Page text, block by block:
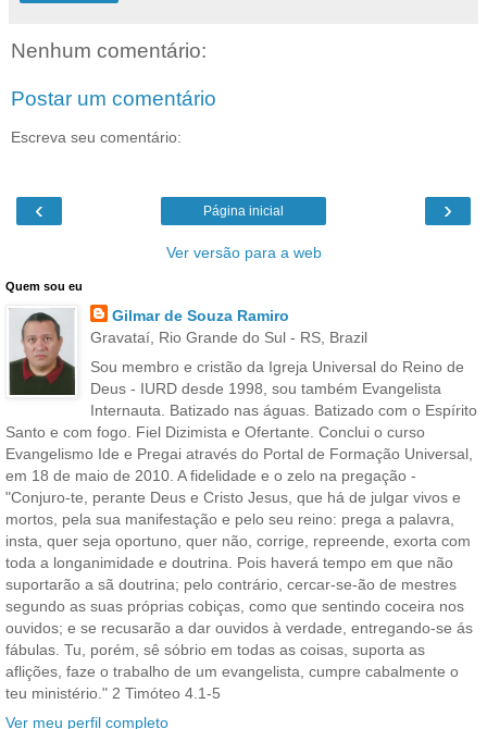
Nenhum comentário:
Postar um comentário
Escreva seu comentário:
‹ ›
Página inicial
Ver versão para a web
Quem sou eu
Gilmar de Souza Ramiro
Gravataí, Rio Grande do Sul - RS, Brazil
Sou membro e cristão da Igreja Universal do Reino de
Deus - IURD desde 1998, sou também Evangelista
Internauta. Batizado nas águas. Batizado com o Espírito
Santo e com fogo. Fiel Dizimista e Ofertante. Conclui o curso
Evangelismo Ide e Pregai através do Portal de Formação Universal,
em 18 de maio de 2010. A fidelidade e o zelo na pregação -
"Conjuro-te, perante Deus e Cristo Jesus, que há de julgar vivos e
mortos, pela sua manifestação e pelo seu reino: prega a palavra,
insta, quer seja oportuno, quer não, corrige, repreende, exorta com
toda a longanimidade e doutrina. Pois haverá tempo em que não
suportarão a sã doutrina; pelo contrário, cercar-se-ão de mestres
segundo as suas próprias cobiças, como que sentindo coceira nos
ouvidos; e se recusarão a dar ouvidos à verdade, entregando-se ás
fábulas. Tu, porém, sê sóbrio em todas as coisas, suporta as
aflições, faze o trabalho de um evangelista, cumpre cabalmente o
teu ministério." 2 Timóteo 4.1-5
Ver meu perfil completo